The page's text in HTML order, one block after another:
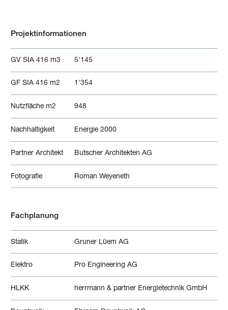
Projektinformationen
GV SIA 416 m3 5'145
GF SIA 416 m2 1'354
Nutzfläche m2 948
Nachhaltigkeit Energie 2000
Partner Architekt Butscher Architekten AG
Fotografie Roman Weyeneth
Fachplanung
Statik Gruner Lüem AG
Elektro Pro Engineering AG
HLKK herrmann & partner Energietechnik GmbH